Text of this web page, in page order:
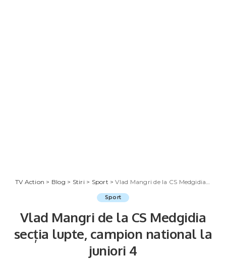
TV Action > Blog > Stiri > Sport >Vlad Mangri de la CS Medgidia secția lupte, campion national la juniori 4
Sport
Vlad Mangri de la CS Medgidia
secția lupte, campion national la
juniori 4